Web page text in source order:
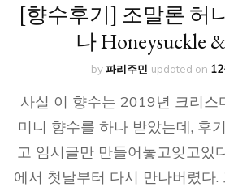
[향수후기] 조말론 허
나 Honeysuckle
by파리주민 updated on
사실 이 향수는 2019년 크리스
미니 향수를 하나 받았는데, 후
고 임시글만 만들어놓고잊고있
에서 첫날부터 다시 만나버렸다.